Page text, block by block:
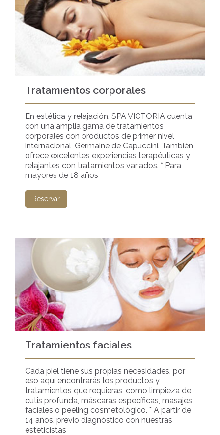
Tratamientos corporales
En estética y relajación, SPA VICTORIA cuenta
con una amplia gama de tratamientos
corporales con productos de primer nivel
internacional, Germaine de Capuccini. También
ofrece excelentes experiencias terapéuticas y
relajantes con tratamientos variados. * Para
mayores de 18 años
Reservar
Tratamientos faciales
Cada piel tiene sus propias necesidades, por
eso aquí encontrarás los productos y
tratamientos que requieras, como limpieza de
cutis profunda, máscaras específicas, masajes
faciales o peeling cosmetológico. * A partir de
14 años, previo diagnóstico con nuestras
esteticistas